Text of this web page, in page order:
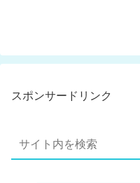
スポンサードリンク